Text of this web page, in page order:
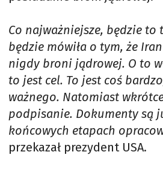
Co najważniejsze, będzie
będzie mówiła o tym, że
nigdy broni jądrowej. O to
to jest cel. To jest coś
ważnego. Natomiast
podpisanie. Dokumenty są
końcowych etapach
przekazał prezydent USA.